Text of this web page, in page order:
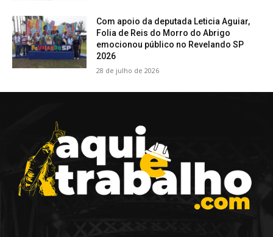
Com apoio da deputada Leticia Aguiar,
Folia de Reis do Morro do Abrigo
emocionou público no Revelando SP
2026
28 de julho de 2026